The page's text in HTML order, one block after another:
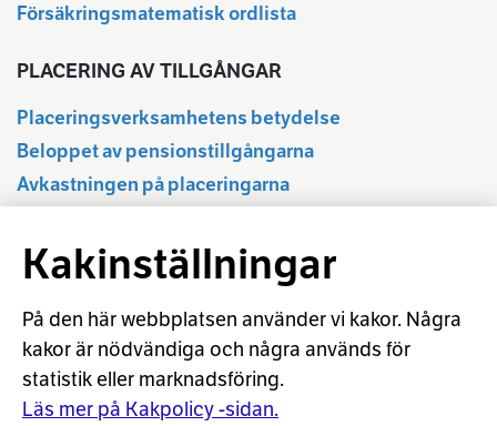
Försäkringsmatematisk ordlista
PLACERING AV TILLGÅNGAR
Placeringsverksamhetens betydelse
Beloppet av pensionstillgångarna
Avkastningen på placeringarna
Statistikdatabas
Regleringen av placeringsverksamheten
Ansvarsfull placering
Placeringsordlista
Beräkning av aktieavkastningen
Kakinställningar
På den här webbplatsen använder vi kakor. Några
kakor är nödvändiga och några används för
statistik eller marknadsföring.
Läs mer på Kakpolicy -sidan.